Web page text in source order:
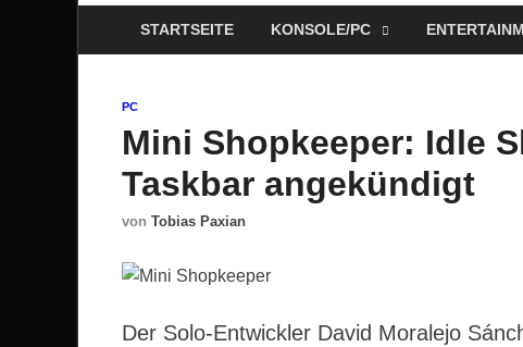
STARTSEITE KONSOLE/PC
PC
Mini Shopkeeper: Idle
Taskbar angekündigt
von Tobias Paxian
Der Solo-Entwickler David Moralejo